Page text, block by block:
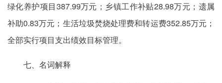
绿化养护项目387.99万元；乡镇工作补贴28.98万元；遗属
补助0.83万元；生活垃圾焚烧处理费和转运费352.85万元；
全部实行项目支出绩效目标管理。
七、名词解释